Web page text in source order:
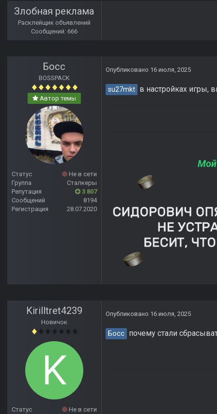
Злобная реклама
Расклейщик объявлений
Сообщений: 666
Босс
BOSSPACK
Автор темы
Статус
Не в сети
Группа
Сталкеры
Репутация
3 807
Сообщений
8194
Регистрация
28.07.2020
Опубликовано 16 июля, 2025
su27mkt в настройках игры,
Kirilltret4239
Новичок
Статус
Не в сети
Опубликовано 16 июля, 2025
Босс почему стали